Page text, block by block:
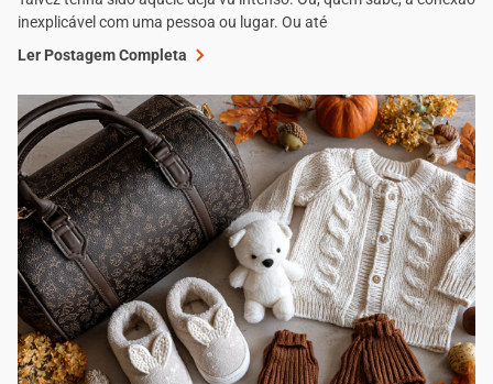
inexplicável com uma pessoa ou lugar. Ou até
Ler Postagem Completa